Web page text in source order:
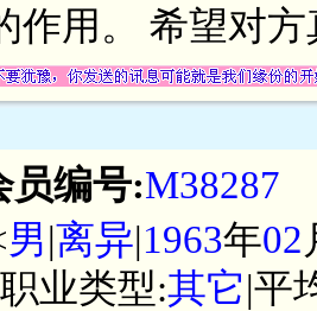
作用。 希望对
员编号:M38287
男|离异|1963年02
业类型:其它|平